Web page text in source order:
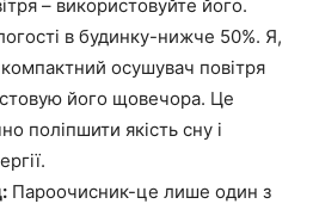
– використовуйте його.
в будинку-нижче 50%. Я,
осушувач повітря
його щовечора. Це
поліпшити якість сну і
Пароочисник-це лише один з